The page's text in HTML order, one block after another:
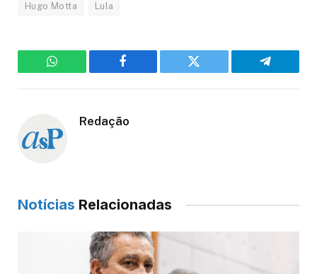
Hugo Motta Lula
WhatsApp Facebook Twitter Telegram
Redação
Notícias Relacionadas